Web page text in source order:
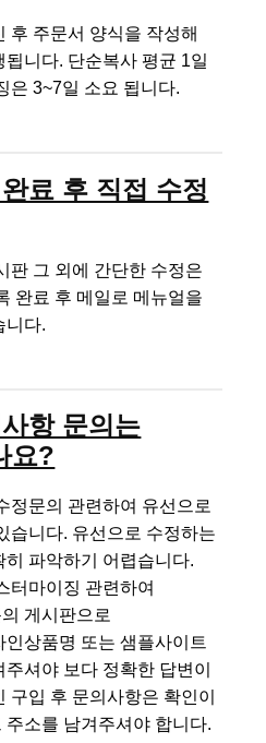
후 주문서 양식을 작성해
됩니다. 단순복사 평균 1일
은 3~7일 소요 됩니다.
료 후 직접 수정
판 그 외에 간단한 수정은
완료 후 메일로 메뉴얼을
니다.
항 문의는
요?
정문의 관련하여 유선으로
습니다. 유선으로 수정하는
히 파악하기 어렵습니다.
터마이징 관련하여
게시판으로
인상품명 또는 샘플사이트
셔야 보다 정확한 답변이
구입 후 문의사항은 확인이
주소를 남겨주셔야 합니다.